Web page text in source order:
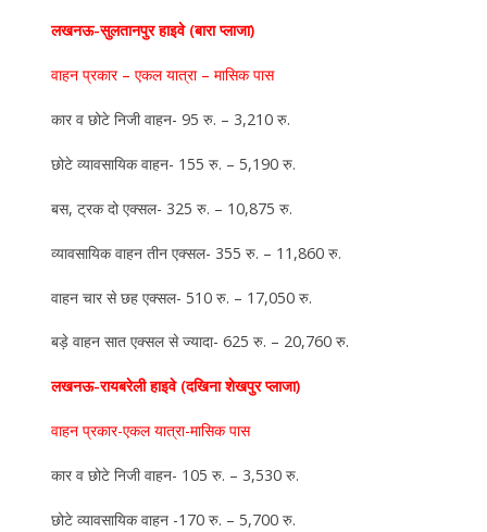
लखनऊ-सुलतानपुर हाइवे (बारा प्लाजा)
वाहन प्रकार – एकल यात्रा – मासिक पास
कार व छोटे निजी वाहन- 95 रु. – 3,210 रु.
छोटे व्यावसायिक वाहन- 155 रु. – 5,190 रु.
बस, ट्रक दो एक्सल- 325 रु. – 10,875 रु.
व्यावसायिक वाहन तीन एक्सल- 355 रु. – 11,860 रु.
वाहन चार से छह एक्सल- 510 रु. – 17,050 रु.
बड़े वाहन सात एक्सल से ज्यादा- 625 रु. – 20,760 रु.
लखनऊ-रायबरेली हाइवे (दखिना शेखपुर प्लाजा)
वाहन प्रकार-एकल यात्रा-मासिक पास
कार व छोटे निजी वाहन- 105 रु. – 3,530 रु.
छोटे व्यावसायिक वाहन -170 रु. – 5,700 रु.